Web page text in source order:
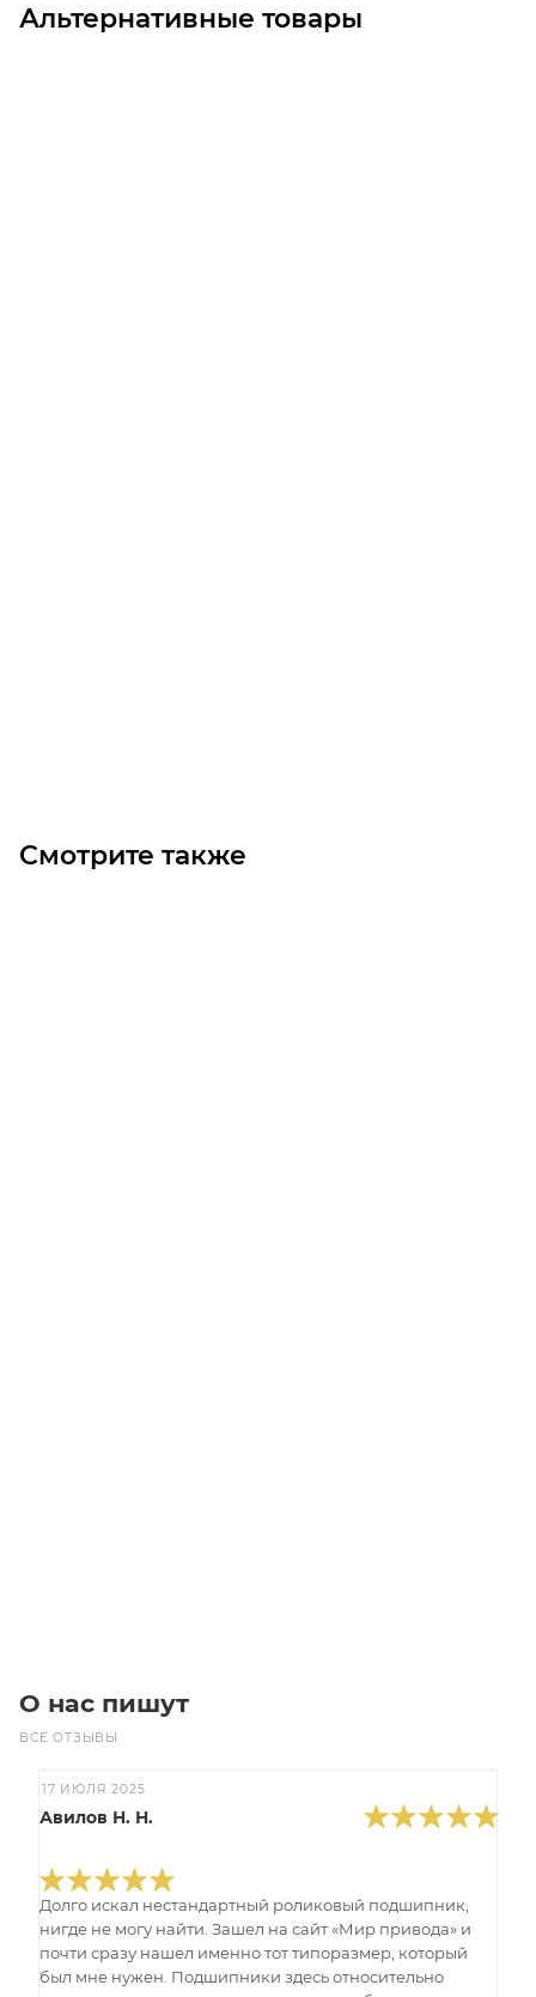
Альтернативные товары
Смотрите также
О нас пишут
ВСЕ ОТЗЫВЫ
17 ИЮЛЯ 2025
Авилов Н. Н.
Долго искал нестандартный роликовый подшипник,
нигде не могу найти. Зашел на сайт «Мир привода» и
почти сразу нашел именно тот типоразмер, который
был мне нужен. Подшипники здесь относительно